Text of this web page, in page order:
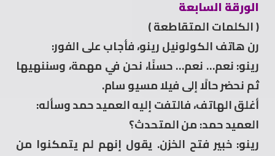
الورقة السابعة
( الكلمات المتقاطعة )
رن هاتف الكولونيل رينو، فأجاب على الفور:
رينو: نعم… نعم… حسنًا، نحن في مهمة، وسننهيها
ثم نحضر حالًا إلى فيلا مسيو سام.
أغلق الهاتف، فالتفت إليه العميد حمد وسأله:
العميد حمد: من المتحدث؟
رينو: خبير فتح الخزن. يقول إنهم لم يتمكنوا من